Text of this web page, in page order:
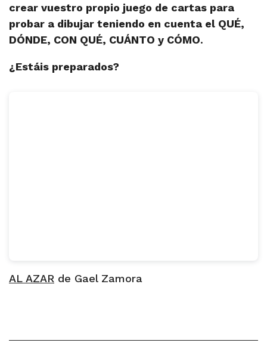
crear vuestro propio juego de cartas para
probar a dibujar teniendo en cuenta el QUÉ,
DÓNDE, CON QUÉ, CUÁNTO y CÓMO.
¿Estáis preparados?
AL AZAR de Gael Zamora